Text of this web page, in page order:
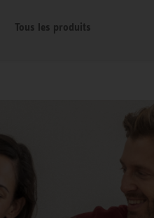
Tous les produits